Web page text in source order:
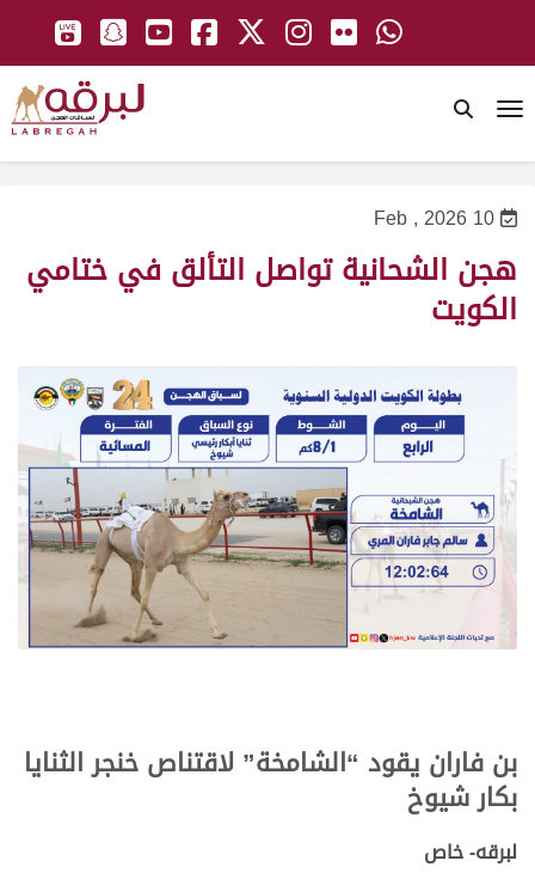
10 Feb , 2026
هجن الشحانية تواصل التألق في ختامي
الكويت
بن فاران يقود “الشامخة” لاقتناص خنجر الثنايا
بكار شيوخ
لبرقه- خاص